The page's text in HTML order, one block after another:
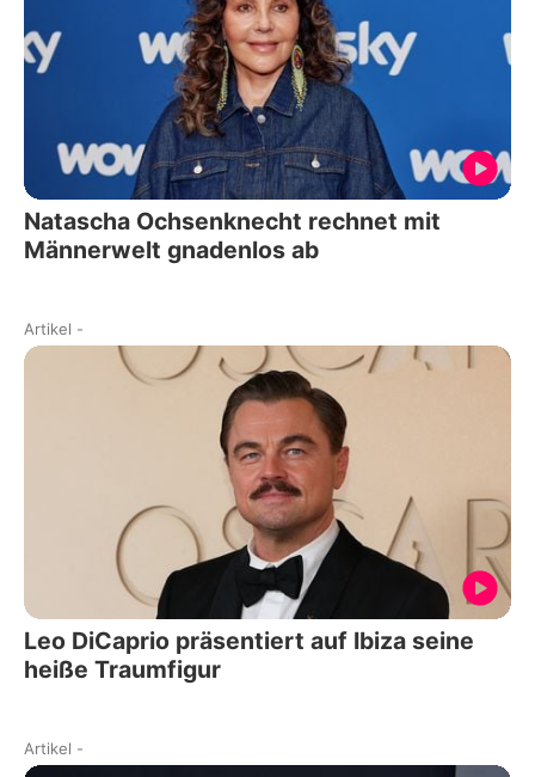
Natascha Ochsenknecht rechnet mit
Männerwelt gnadenlos ab
Artikel -
Leo DiCaprio präsentiert auf Ibiza seine
heiße Traumfigur
Artikel -